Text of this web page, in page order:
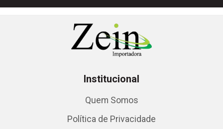
Institucional
Quem Somos
Política de Privacidade